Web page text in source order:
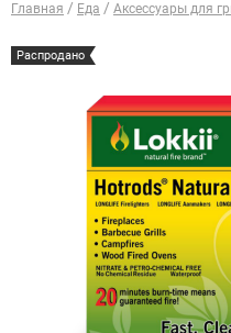
Главная Еда Аксессуары для
Распродано